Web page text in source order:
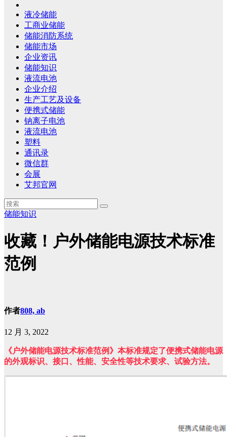
液冷储能
工商业储能
储能消防系统
储能市场
企业资讯
储能知识
液流电池
企业介绍
生产工艺及设备
便携式储能
钠离子电池
液流电池
塑料
通讯录
微信群
会展
艾邦官网
储能知识
收藏！户外储能电源技术标准
范例
作者808, ab
12 月 3, 2022
《户外储能电源技术标准范例》本标准规定了便携式储能电源
的外观标识、接口、性能、安全性等技术要求、试验方法。